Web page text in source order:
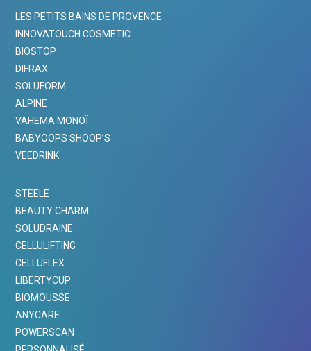
LES PETITS BAINS DE PROVENCE
INNOVATOUCH COSMETIC
BIOSTOP
DIFRAX
SOLUFORM
ALPINE
VAHEMA MONOÏ
BABYOOPS SHOOP’S
VEEDRINK
STEELE
BEAUTY CHARM
SOLUDRAINE
CELLULIFTING
CELLUFLEX
LIBERTYCUP
BIOMOUSSE
ANYCARE
POWERSCAN